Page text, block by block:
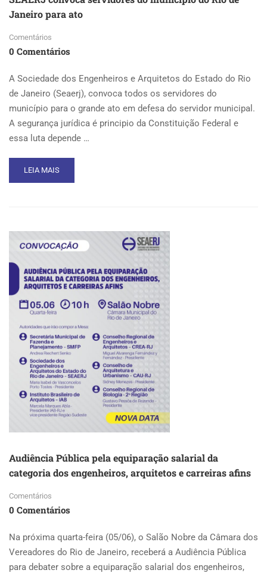
Janeiro para ato
Comentários
0 Comentários
A Sociedade dos Engenheiros e Arquitetos do Estado do Rio
de Janeiro (Seaerj), convoca todos os servidores do
município para o grande ato em defesa do servidor municipal.
A segurança jurídica é principio da Constituição Federal e
essa luta depende …
READ
MORE
SERVIDORES
DO
MUNICÍPIO
RIO
DE
JANEIRO
PARA
ATO
LEIA MAIS
Audiência Pública pela equiparação salarial da
categoria dos engenheiros, arquitetos e carreiras afins
Comentários
0 Comentários
Na próxima quarta-feira (05/06), o Salão Nobre da Câmara dos
Vereadores do Rio de Janeiro, receberá a Audiência Pública
para debater sobre a equiparação salarial dos engenheiros,